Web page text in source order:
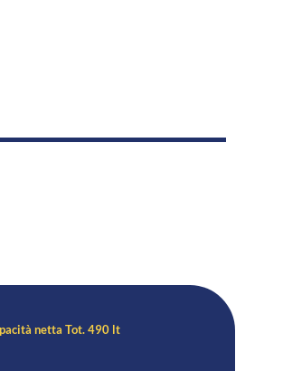
netta Tot. 490 lt